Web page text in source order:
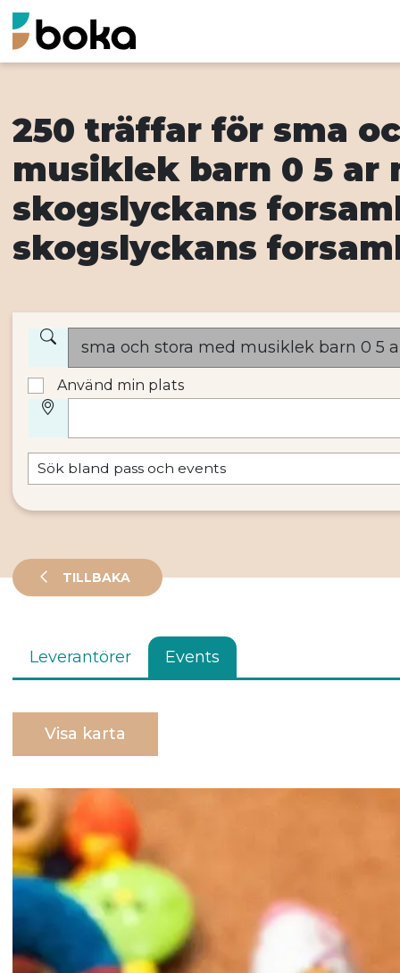
Använd min plats
250 träffar för sma
musiklek barn 0 5 ar
skogslyckans
skogslyckans
TILLBAKA
Leverantörer Events
Visa karta